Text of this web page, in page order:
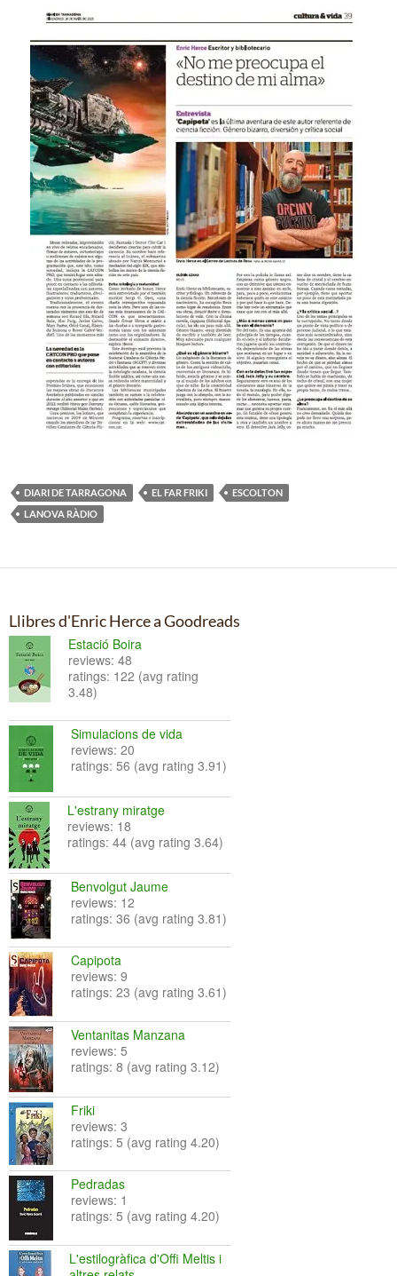
DIARI DE TARRAGONA EL FAR FRIKI
ESCOLTON
LANOVA RÀDIO
Llibres d'Enric Herce a Goodreads
Estació Boira
reviews: 48
ratings: 122 (avg rating
3.48)
Simulacions de vida
reviews: 20
ratings: 56 (avg rating 3.91)
L'estrany miratge
reviews: 18
ratings: 44 (avg rating 3.64)
Benvolgut Jaume
reviews: 12
ratings: 36 (avg rating 3.81)
Capipota
reviews: 9
ratings: 23 (avg rating 3.61)
Ventanitas Manzana
reviews: 5
ratings: 8 (avg rating 3.12)
Friki
reviews: 3
ratings: 5 (avg rating 4.20)
Pedradas
reviews: 1
ratings: 5 (avg rating 4.20)
L'estilogràfica d'Offi Meltis i